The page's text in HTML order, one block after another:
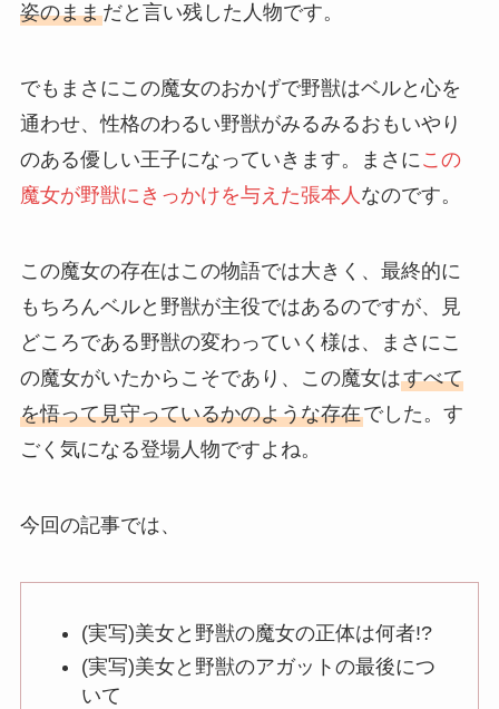
姿のままだと言い残した人物です。
でもまさにこの魔女のおかげで野獣はベルと心を
通わせ、性格のわるい野獣がみるみるおもいやり
のある優しい王子になっていきます。まさに この
魔女が野獣にきっかけを与えた張本人 なのです。
この魔女の存在はこの物語では大きく、最終的に
もちろんベルと野獣が主役ではあるのですが、見
どころである野獣の変わっていく様は、まさにこ
の魔女がいたからこそであり、この魔女はすべて
を悟って見守っているかのような存在でした。す
ごく気になる登場人物ですよね。
今回の記事では、
(実写)美女と野獣の魔女の正体は何者!?
(実写)美女と野獣のアガットの最後につ
いて